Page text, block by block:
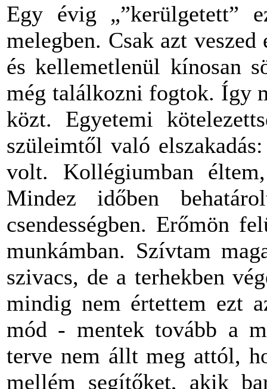
Egy évig
melegben. Csak azt
és kellemetlenül kínosan
még találkozni fogtok. Így
közt. Egyetemi
szüleimtől való
volt. Kollégiumban
Mindez időben
csendességben. Erőmön
munkámban. Szívtam
szivacs, de a terhekben
mindig nem értettem ezt
mód - mentek tovább a
terve nem állt meg attól,
mellém segítőket, akik